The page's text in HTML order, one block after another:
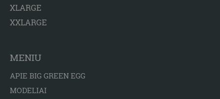
XLARGE
XXLARGE
MENIU
APIE BIG GREEN EGG
MODELIAI